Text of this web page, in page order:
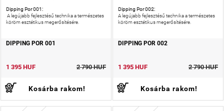
Dipping Por 001:
A legújabb fejlesztésű technika a természetes
köröm esztétikus megerősítésére.
DIPPING POR 001
1 395 HUF 2 790 HUF
Kosárba rakom!
Dipping Por 002:
A legújabb fejlesztésű technika a természetes
köröm esztétikus megerősítésére.
DIPPING POR 002
1 395 HUF 2 790 HUF
Kosárba rakom!